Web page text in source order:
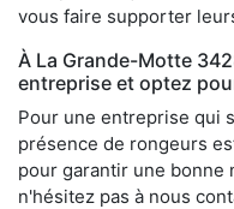
vous faire supporter
À La Grande-Motte
entreprise et optez
Pour une entreprise qui
présence de rongeurs
pour garantir une bonne
n'hésitez pas à nous